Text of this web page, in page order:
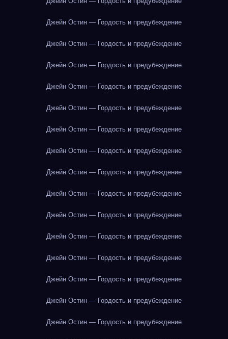
Джейн Остин — Гордость и предубеждение
Джейн Остин — Гордость и предубеждение
Джейн Остин — Гордость и предубеждение
Джейн Остин — Гордость и предубеждение
Джейн Остин — Гордость и предубеждение
Джейн Остин — Гордость и предубеждение
Джейн Остин — Гордость и предубеждение
Джейн Остин — Гордость и предубеждение
Джейн Остин — Гордость и предубеждение
Джейн Остин — Гордость и предубеждение
Джейн Остин — Гордость и предубеждение
Джейн Остин — Гордость и предубеждение
Джейн Остин — Гордость и предубеждение
Джейн Остин — Гордость и предубеждение
Джейн Остин — Гордость и предубеждение